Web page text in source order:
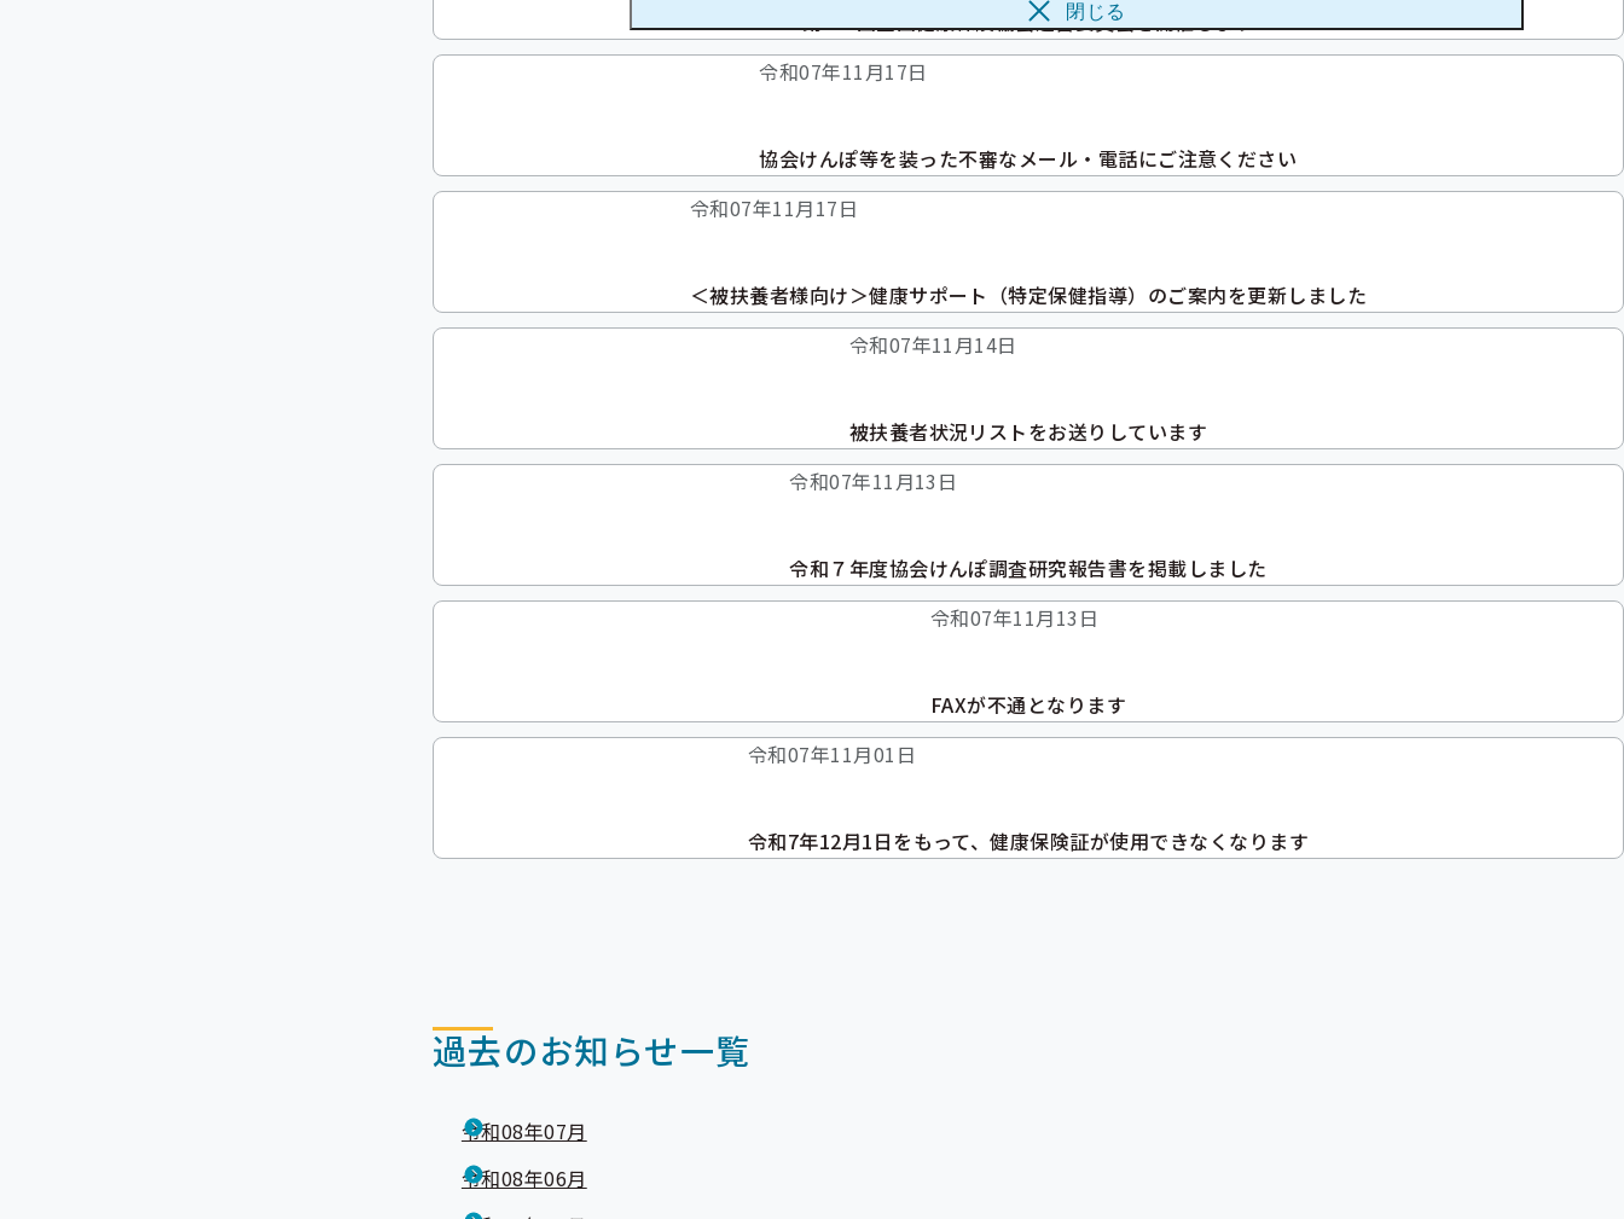
閉じる
第138回全国健康保険協会運営委員会を開催します
令和07年11月17日
協会けんぽ等を装った不審なメール・電話にご注意ください
令和07年11月17日
＜被扶養者様向け＞健康サポート（特定保健指導）のご案内を更新しました
令和07年11月14日
被扶養者状況リストをお送りしています
令和07年11月13日
令和７年度協会けんぽ調査研究報告書を掲載しました
令和07年11月13日
FAXが不通となります
令和07年11月01日
令和7年12月1日をもって、健康保険証が使用できなくなります
過去のお知らせ一覧
令和08年07月
令和08年06月